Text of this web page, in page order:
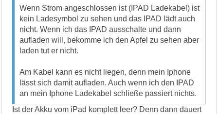
Wenn Strom angeschlossen ist (IPAD Ladekabel) ist
kein Ladesymbol zu sehen und das IPAD lädt auch
nicht. Wenn ich das IPAD ausschalte und dann
aufladen will, bekomme ich den Apfel zu sehen aber
laden tut er nicht.
Am Kabel kann es nicht liegen, denn mein Iphone
lässt sich damit aufladen. Auch wenn ich den IPAD
an mein Iphone Ladekabel schließe passiert nichts.
Ist der Akku vom iPad komplett leer? Denn dann dauert